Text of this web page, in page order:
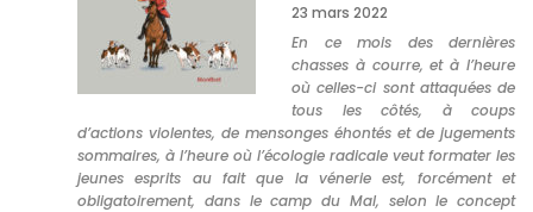
23 mars 2022
En ce mois des dernières
chasses à courre, et à l’heure
où celles-ci sont attaquées de
tous les côtés, à coups
d’actions violentes, de mensonges éhontés et de jugements
sommaires, à l’heure où l’écologie radicale veut formater les
jeunes esprits au fait que la vénerie est, forcément et
obligatoirement, dans le camp du Mal, selon le concept